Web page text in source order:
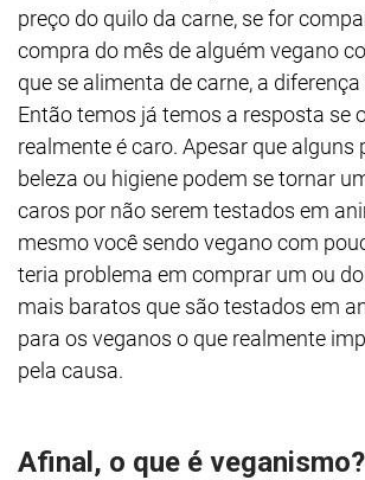
preço do quilo da carne, se for
compra do mês de alguém vegano
que se alimenta de carne, a
Então temos já temos a resposta se
realmente é caro. Apesar que alguns
beleza ou higiene podem se tornar
caros por não serem testados em
mesmo você sendo vegano com
teria problema em comprar um ou
mais baratos que são testados em
para os veganos o que realmente
pela causa.
Afinal, o que é veganismo?